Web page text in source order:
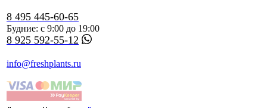
8 495 445-60-65
Будние: с 9:00 до 19:00
8 925 592-55-12
info@freshplants.ru